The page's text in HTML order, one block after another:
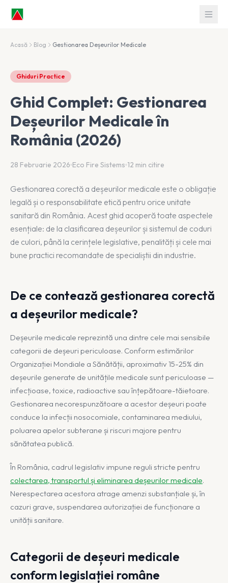
Acasă Blog Gestionarea Deșeurilor Medicale
Ghiduri Practice
Ghid Complet: Gestionarea
Deșeurilor Medicale în
România (2026)
28 Februarie 2026 Eco Fire Sistems 12 min citire
Gestionarea corectă a deșeurilor medicale este o obligație
legală și o responsabilitate etică pentru orice unitate
sanitară din România. Acest ghid acoperă toate aspectele
esențiale: de la clasificarea deșeurilor și sistemul de coduri
de culori, până la cerințele legislative, penalități și cele mai
bune practici recomandate de specialiștii din industrie.
De ce contează gestionarea corectă
a deșeurilor medicale?
Deșeurile medicale reprezintă una dintre cele mai sensibile
categorii de deșeuri periculoase. Conform estimărilor
Organizației Mondiale a Sănătății, aproximativ 15-25% din
deșeurile generate de unitățile medicale sunt periculoase —
infecțioase, toxice, radioactive sau înțepătoare-tăietoare.
Gestionarea necorespunzătoare a acestor deșeuri poate
conduce la infecții nosocomiale, contaminarea mediului,
poluarea apelor subterane și riscuri majore pentru
sănătatea publică.
În România, cadrul legislativ impune reguli stricte pentru
colectarea, transportul și eliminarea deșeurilor medicale.
Nerespectarea acestora atrage amenzi substanțiale și, în
cazuri grave, suspendarea autorizației de funcționare a
unității sanitare.
Categorii de deșeuri medicale
conform legislației române